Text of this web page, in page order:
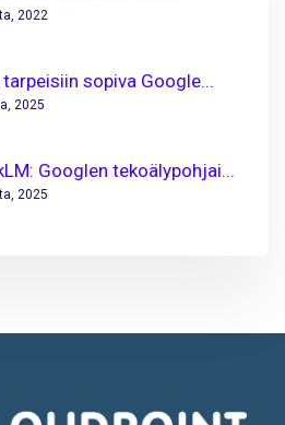
2022
sopiva Google...
2025
Googlen tekoälypohjai...
2025